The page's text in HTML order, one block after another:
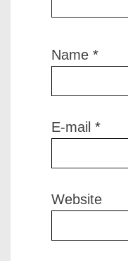
Name *
E-mail *
Website